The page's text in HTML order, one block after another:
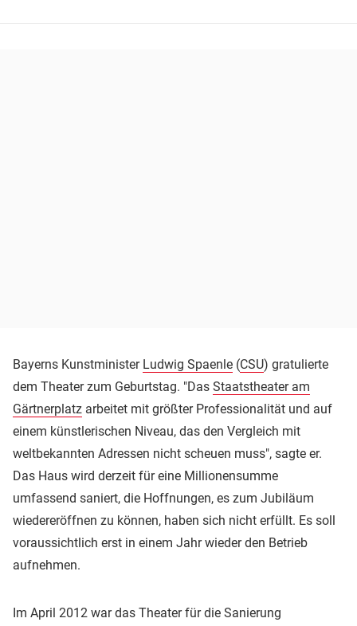
Bayerns Kunstminister Ludwig Spaenle (CSU) gratulierte
dem Theater zum Geburtstag. "Das Staatstheater am
Gärtnerplatz arbeitet mit größter Professionalität und auf
einem künstlerischen Niveau, das den Vergleich mit
weltbekannten Adressen nicht scheuen muss", sagte er.
Das Haus wird derzeit für eine Millionensumme
umfassend saniert, die Hoffnungen, es zum Jubiläum
wiedereröffnen zu können, haben sich nicht erfüllt. Es soll
voraussichtlich erst in einem Jahr wieder den Betrieb
aufnehmen.
Im April 2012 war das Theater für die Sanierung